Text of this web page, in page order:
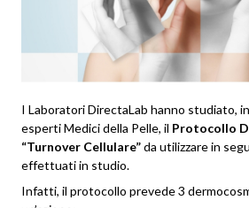
I Laboratori DirectaLab hanno studiato,
esperti Medici della Pelle, il Protocollo
“Turnover Cellulare”da utilizzare in
effettuati in studio.
Infatti, il protocollo prevede 3